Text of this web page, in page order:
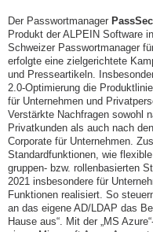
Der Passwortmanager
Produkt der ALPEIN Software
Schweizer Passwortmanager
erfolgte eine zielgerichtete
und Presseartikeln.
2.0-Optimierung die
für Unternehmen und
Verstärkte Nachfragen sowohl
Privatkunden als auch nach
Corporate für Unternehmen.
Standardfunktionen, wie
gruppen- bzw. rollenbasierten
2021 insbesondere für
Funktionen realisiert. So
an das eigene AD/LDAP das
Hause aus“. Mit der „MS